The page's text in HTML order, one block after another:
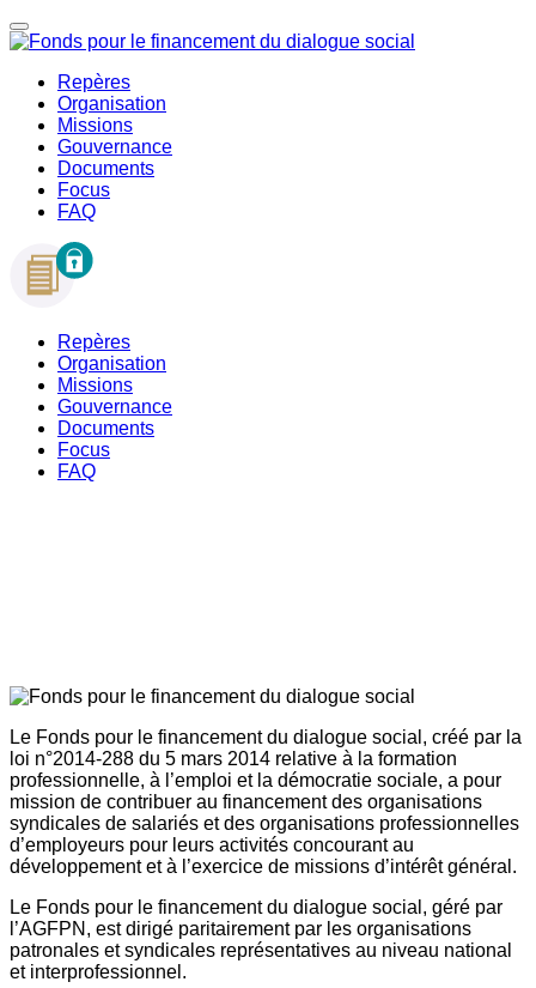
Repères
Organisation
Missions
Gouvernance
Documents
Focus
FAQ
Repères
Organisation
Missions
Gouvernance
Documents
Focus
FAQ
Le Fonds pour le financement du dialogue social, créé par la
loi n°2014-288 du 5 mars 2014 relative à la formation
professionnelle, à l’emploi et la démocratie sociale, a pour
mission de contribuer au financement des organisations
syndicales de salariés et des organisations professionnelles
d’employeurs pour leurs activités concourant au
développement et à l’exercice de missions d’intérêt général.
Le Fonds pour le financement du dialogue social, géré par
l’AGFPN, est dirigé paritairement par les organisations
patronales et syndicales représentatives au niveau national
et interprofessionnel.